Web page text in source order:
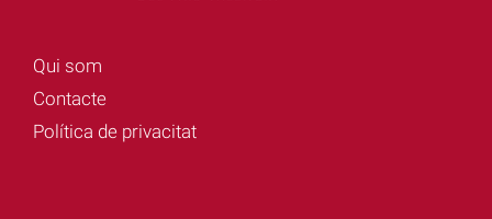
Qui som
Contacte
Política de privacitat